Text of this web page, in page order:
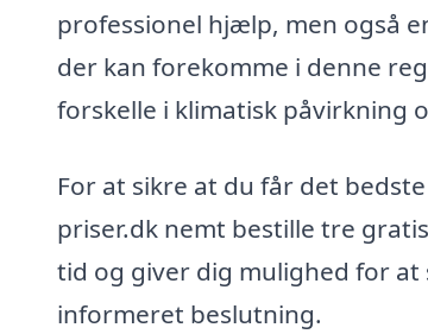
professionel hjælp, men også
der kan forekomme i denne
forskelle i klimatisk påvirkning
For at sikre at du får det
priser.dk nemt bestille tre
tid og giver dig mulighed for at
informeret beslutning.